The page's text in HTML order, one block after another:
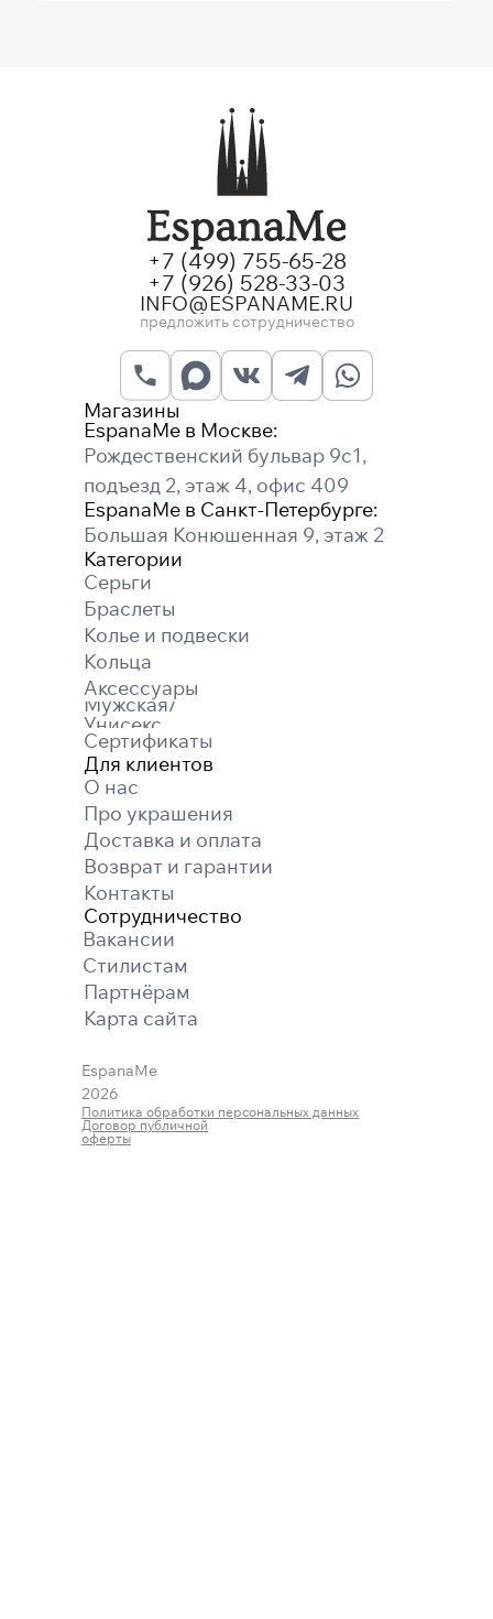
Магазины
EspanaMe в Москве:
Рождественский бульвар 9с1,
подъезд 2, этаж 4, офис 409
EspanaMe в Санкт-Петербурге:
Большая Конюшенная 9, этаж 2
Категории
Серьги
Браслеты
Колье и подвески
Кольца
Аксессуары
Мужская/
Унисекс
Сертификаты
Для клиентов
О нас
Про украшения
Доставка и оплата
Возврат и гарантии
Контакты
Сотрудничество
Вакансии
Cтилистам
Партнёрам
Карта cайта
+7 (499) 755-65-28
+7 (926) 528-33-03
INFO@ESPANAME.RU
предложить сотрудничество
EspanaMe
2026
Политика обработки персональных данных
Договор публичной
оферты